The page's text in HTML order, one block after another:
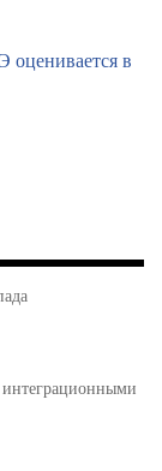
в
интеграционными